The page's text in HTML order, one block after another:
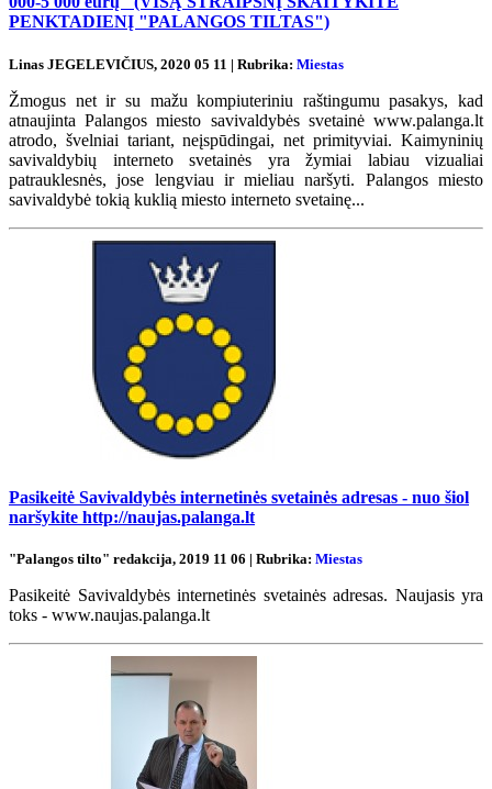
PENKTADIENĮ "PALANGOS TILTAS")
Linas JEGELEVIČIUS, 2020 05 11 | Rubrika: Miestas
Žmogus net ir su mažu kompiuteriniu raštingumu pasakys, kad
atnaujinta Palangos miesto savivaldybės svetainė www.palanga.lt
atrodo, švelniai tariant, neįspūdingai, net primityviai. Kaimyninių
savivaldybių interneto svetainės yra žymiai labiau vizualiai
patrauklesnės, jose lengviau ir mieliau naršyti. Palangos miesto
savivaldybė tokią kuklią miesto interneto svetainę...
Pasikeitė Savivaldybės internetinės svetainės adresas - nuo šiol
naršykite http://naujas.palanga.lt
"Palangos tilto" redakcija, 2019 11 06 | Rubrika: Miestas
Pasikeitė Savivaldybės internetinės svetainės adresas. Naujasis yra
toks - www.naujas.palanga.lt